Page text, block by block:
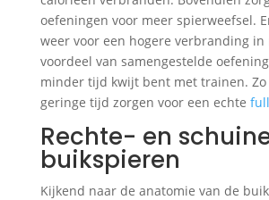
oefeningen voor meer spierweefsel.
weer voor een hogere verbranding in
voordeel van samengestelde
minder tijd kwijt bent met trainen.
geringe tijd zorgen voor een echte
Rechte- en
buikspieren
Kijkend naar de anatomie van de